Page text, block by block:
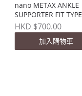
nano METAX ANKLE
SUPPORTER FIT TYPE
HKD $700.00
加入購物車